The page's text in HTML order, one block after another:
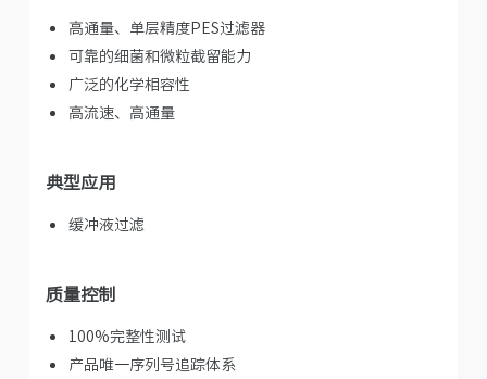
高通量、单层精度PES过滤器
可靠的细菌和微粒截留能力
广泛的化学相容性
高流速、高通量
典型应用
缓冲液过滤
质量控制
100%完整性测试
产品唯一序列号追踪体系